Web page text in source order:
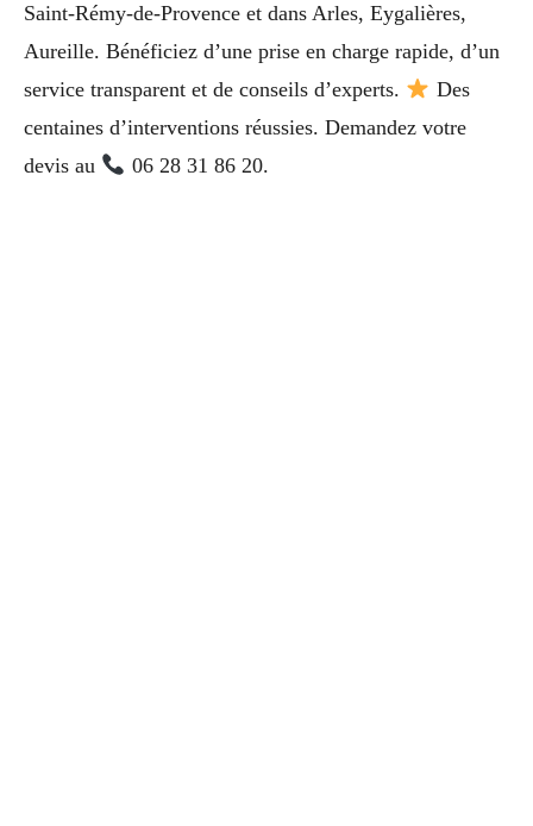
Saint-Rémy-de-Provence et dans Arles, Eygalières,
Aureille. Bénéficiez d’une prise en charge rapide, d’un
service transparent et de conseils d’experts.
Des
centaines d’interventions réussies. Demandez votre
devis au
06 28 31 86 20.